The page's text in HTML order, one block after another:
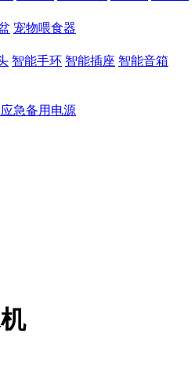
宠物喂食器
智能手环 智能插座 智能音箱
急备用电源